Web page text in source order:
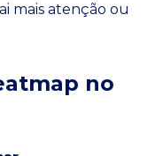
mais atenção ou
no